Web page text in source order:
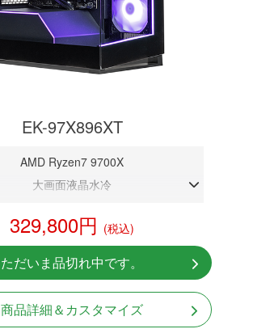
EK-97X896XT
AMD Ryzen7 9700X
大画面液晶水冷
RX 9060XT 16G
NVMeSSD 1TB
無線LAN Bluetooth対応
Windows11 Home 64bit
329,800円 (税込)
ただいま品切れ中です。
商品詳細＆カスタマイズ